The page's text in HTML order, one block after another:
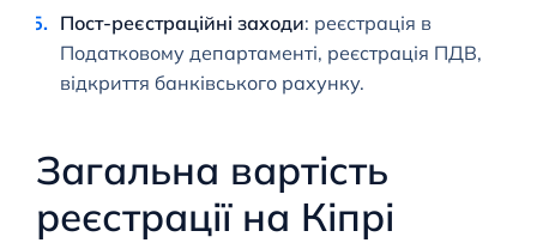
Пост-реєстраційні заходи: реєстрація в
Податковому департаменті, реєстрація ПДВ,
відкриття банківського рахунку.
Загальна вартість
реєстрації на Кіпрі